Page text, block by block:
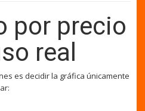
por precio
real
es decidir la gráfica únicamente